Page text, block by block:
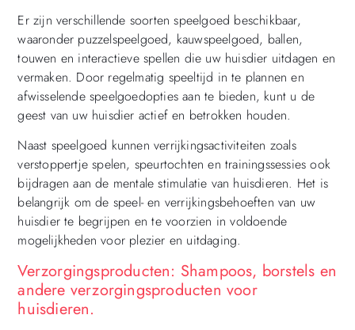
Er zijn verschillende soorten speelgoed beschikbaar,
waaronder puzzelspeelgoed, kauwspeelgoed, ballen,
touwen en interactieve spellen die uw huisdier uitdagen en
vermaken. Door regelmatig speeltijd in te plannen en
afwisselende speelgoedopties aan te bieden, kunt u de
geest van uw huisdier actief en betrokken houden.
Naast speelgoed kunnen verrijkingsactiviteiten zoals
verstoppertje spelen, speurtochten en trainingssessies ook
bijdragen aan de mentale stimulatie van huisdieren. Het is
belangrijk om de speel- en verrijkingsbehoeften van uw
huisdier te begrijpen en te voorzien in voldoende
mogelijkheden voor plezier en uitdaging.
Verzorgingsproducten: Shampoos, borstels en
andere verzorgingsproducten voor
huisdieren.